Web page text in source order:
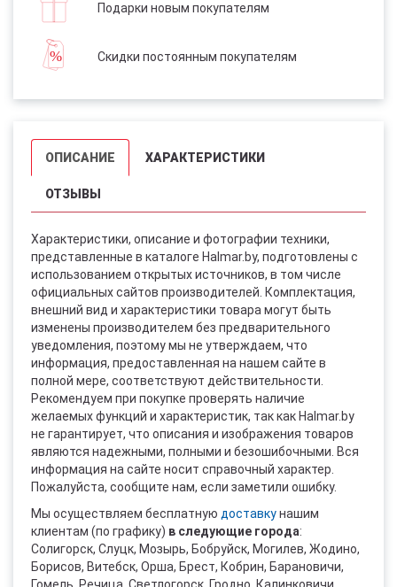
Подарки новым покупателям
Скидки постоянным покупателям
ОПИСАНИЕ ХАРАКТЕРИСТИКИ
ОТЗЫВЫ
Характеристики, описание и фотографии техники,
представленные в каталоге Halmar.by, подготовлены с
использованием открытых источников, в том числе
официальных сайтов производителей. Комплектация,
внешний вид и характеристики товара могут быть
изменены производителем без предварительного
уведомления, поэтому мы не утверждаем, что
информация, предоставленная на нашем сайте в
полной мере, соответствуют действительности.
Рекомендуем при покупке проверять наличие
желаемых функций и характеристик, так как Halmar.by
не гарантирует, что описания и изображения товаров
являются надежными, полными и безошибочными. Вся
информация на сайте носит справочный характер.
Пожалуйста, сообщите нам, если заметили ошибку.
Мы осуществляем бесплатную доставкунашим
клиентам (по графику) в следующие города:
Солигорск, Слуцк, Мозырь, Бобруйск, Могилев, Жодино,
Борисов, Витебск, Орша, Брест, Кобрин, Барановичи,
Гомель, Речица, Светлогорск, Гродно, Калинковичи,